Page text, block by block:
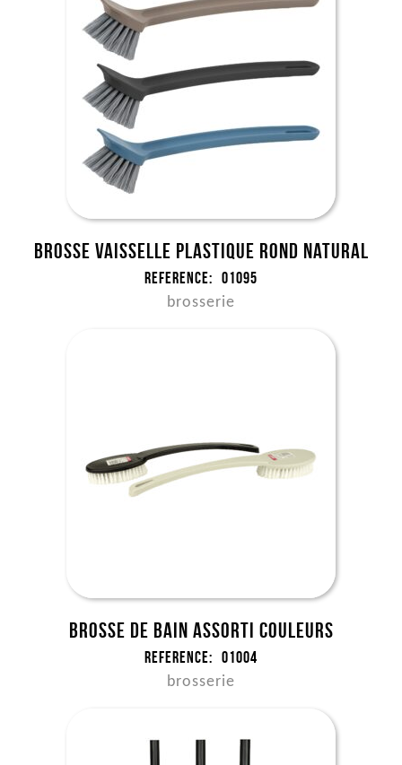
Brosse vaisselle plastique rond NATURAL
Reference: 01095
brosserie
Brosse de bain assorti couleurs
Reference: 01004
brosserie